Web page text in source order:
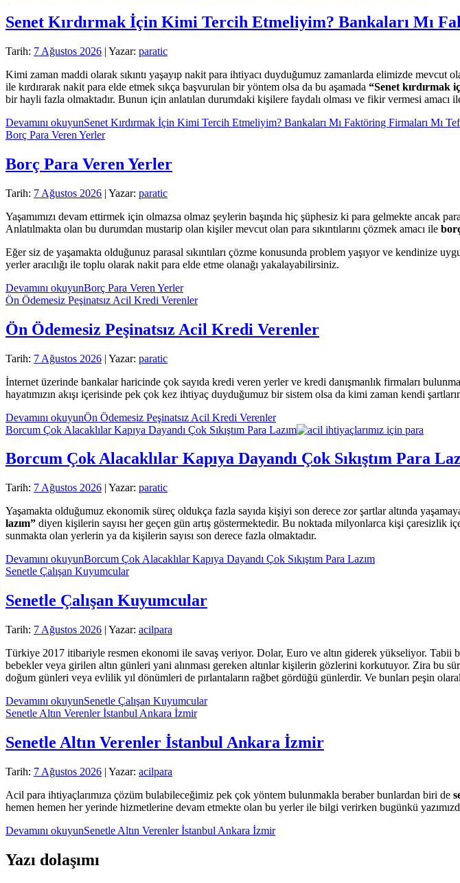
Senet Kırdırmak İçin Kimi Tercih Etmeliyim? Bankaları Mı
Tarih: 7 Ağustos 2026 | Yazar: paratic
Kimi zaman maddi olarak sıkıntı yaşayıp nakit para ihtiyacı duyduğumuz zamanlarda elimizde
ile kırdırarak nakit para elde etmek sıkça başvurulan bir yöntem olsa da bu aşamada “Senet kırdırmak
bir hayli fazla olmaktadır. Bunun için anlatılan durumdaki kişilere faydalı olması ve fikir vermesi amacı
Devamını okuyunSenet Kırdırmak İçin Kimi Tercih Etmeliyim? Bankaları Mı Faktöring Firmaları Mı
Borç Para Veren Yerler
Borç Para Veren Yerler
Tarih: 7 Ağustos 2026 | Yazar: paratic
Yaşamımızı devam ettirmek için olmazsa olmaz şeylerin başında hiç şüphesiz ki para gelmekte ancak
Anlatılmakta olan bu durumdan mustarip olan kişiler mevcut olan para sıkıntılarını çözmek amacı ile
Eğer siz de yaşamakta olduğunuz parasal sıkıntıları çözme konusunda problem yaşıyor ve kendinize
yerler aracılığı ile toplu olarak nakit para elde etme olanağı yakalayabilirsiniz.
Devamını okuyunBorç Para Veren Yerler
Ön Ödemesiz Peşinatsız Acil Kredi Verenler
Ön Ödemesiz Peşinatsız Acil Kredi Verenler
Tarih: 7 Ağustos 2026 | Yazar: paratic
İnternet üzerinde bankalar haricinde çok sayıda kredi veren yerler ve kredi danışmanlık firmaları
hayatımızın akışı içerisinde pek çok kez ihtiyaç duyduğumuz bir sistem olsa da kimi zaman kendi
Devamını okuyunÖn Ödemesiz Peşinatsız Acil Kredi Verenler
Borcum Çok Alacaklılar Kapıya Dayandı Çok Sıkıştım Para Lazım
Borcum Çok Alacaklılar Kapıya Dayandı Çok Sıkıştım Para
Tarih: 7 Ağustos 2026 | Yazar: paratic
Yaşamakta olduğumuz ekonomik süreç oldukça fazla sayıda kişiyi son derece zor şartlar altında
lazım” diyen kişilerin sayısı her geçen gün artış göstermektedir. Bu noktada milyonlarca kişi çaresizlik
sunmakta olan yerlerin ya da kişilerin sayısı son derece fazla olmaktadır.
Devamını okuyunBorcum Çok Alacaklılar Kapıya Dayandı Çok Sıkıştım Para Lazım
Senetle Çalışan Kuyumcular
Senetle Çalışan Kuyumcular
Tarih: 7 Ağustos 2026 | Yazar: acilpara
Türkiye 2017 itibariyle resmen ekonomi ile savaş veriyor. Dolar, Euro ve altın giderek yükseliyor. Tabii
bebekler veya girilen altın günleri yani alınması gereken altınlar kişilerin gözlerini korkutuyor. Zira bu
doğum günleri veya evlilik yıl dönümleri de pırlantaların rağbet gördüğü günlerdir. Ve bunları peşin
Devamını okuyunSenetle Çalışan Kuyumcular
Senetle Altın Verenler İstanbul Ankara İzmir
Senetle Altın Verenler İstanbul Ankara İzmir
Tarih: 7 Ağustos 2026 | Yazar: acilpara
Acil para ihtiyaçlarımıza çözüm bulabileceğimiz pek çok yöntem bulunmakla beraber bunlardan biri de
hemen hemen her yerinde hizmetlerine devam etmekte olan bu yerler ile bilgi verirken bugünkü
Devamını okuyunSenetle Altın Verenler İstanbul Ankara İzmir
Yazı dolaşımı